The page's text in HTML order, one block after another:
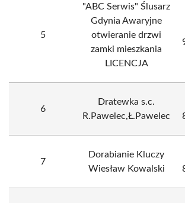
5
"ABC Serwis" Ślusarz
Gdynia Awaryjne
otwieranie drzwi
zamki mieszkania
LICENCJA
6
Dratewka s.c.
R.Pawelec,Ł.Pawelec
7
Dorabianie Kluczy
Wiesław Kowalski